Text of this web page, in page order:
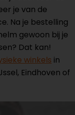
je van de
Na je bestelling
gewoon bij je
Dat kan!
winkels in
Eindhoven of